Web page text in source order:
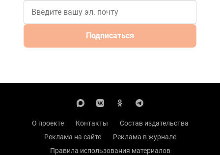
Подписаться
О проекте Контакты
Состав издательства
Реклама на сайте
Реклама в журнале
Правила использования материалов